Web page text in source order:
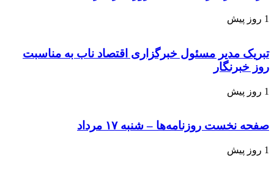
1 روز پیش
تبریک مدیر مسئول خبرگزاری اقتصاد ناب به مناسبت
روز خبرنگار
1 روز پیش
صفحه نخست روزنامه‌ها – شنبه ۱۷ مرداد
1 روز پیش